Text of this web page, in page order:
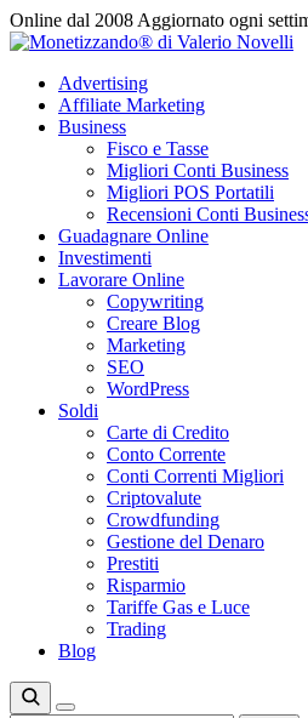
Vai
al
Online dal 2008 Aggiornato ogni
Advertising
Affiliate Marketing
Business
Fisco e Tasse
Migliori Conti Business
Migliori POS Portatili
Recensioni Conti
Guadagnare Online
Investimenti
Lavorare Online
Copywriting
Creare Blog
Marketing
SEO
WordPress
Soldi
Carte di Credito
Conto Corrente
Conti Correnti Migliori
Criptovalute
Crowdfunding
Gestione del Denaro
Prestiti
Risparmio
Tariffe Gas e Luce
Trading
Blog